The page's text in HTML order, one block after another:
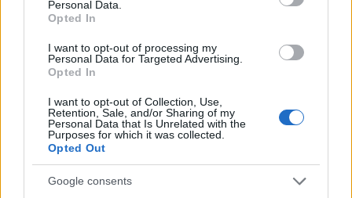
Personal Data.
Opted In
I want to opt-out of processing my
Personal Data for Targeted Advertising.
Opted In
I want to opt-out of Collection, Use,
Retention, Sale, and/or Sharing of my
Personal Data that Is Unrelated with the
Purposes for which it was collected.
Opted Out
Google consents
Expressz Chemnitzbe és
fesztiváldíjas magyar animáció – az
Európa Pont áprilisi programjai
Európa Pont•2025. március 31.